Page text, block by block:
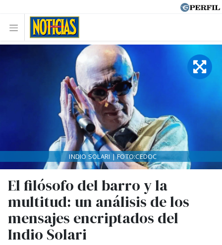
El filósofo del barro y la
multitud: un análisis de los
mensajes encriptados del
Indio Solari
INDIO SOLARI | FOTO:CEDOC